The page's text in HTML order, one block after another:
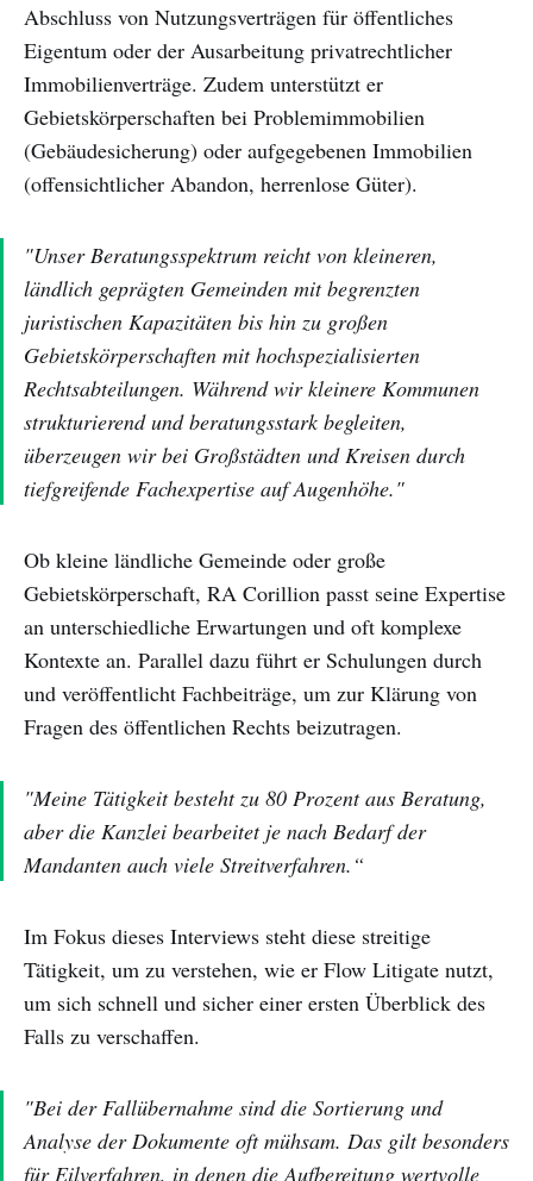
Abschluss von Nutzungsverträgen für öffentliches
Eigentum oder der Ausarbeitung privatrechtlicher
Immobilienverträge. Zudem unterstützt er
Gebietskörperschaften bei Problemimmobilien
(Gebäudesicherung) oder aufgegebenen Immobilien
(offensichtlicher Abandon, herrenlose Güter).
"Unser Beratungsspektrum reicht von kleineren,
ländlich geprägten Gemeinden mit begrenzten
juristischen Kapazitäten bis hin zu großen
Gebietskörperschaften mit hochspezialisierten
Rechtsabteilungen. Während wir kleinere Kommunen
strukturierend und beratungsstark begleiten,
überzeugen wir bei Großstädten und Kreisen durch
tiefgreifende Fachexpertise auf Augenhöhe."
Ob kleine ländliche Gemeinde oder große
Gebietskörperschaft, RA Corillion passt seine Expertise
an unterschiedliche Erwartungen und oft komplexe
Kontexte an. Parallel dazu führt er Schulungen durch
und veröffentlicht Fachbeiträge, um zur Klärung von
Fragen des öffentlichen Rechts beizutragen.
"Meine Tätigkeit besteht zu 80 Prozent aus Beratung,
aber die Kanzlei bearbeitet je nach Bedarf der
Mandanten auch viele Streitverfahren.“
Im Fokus dieses Interviews steht diese streitige
Tätigkeit, um zu verstehen, wie er Flow Litigate nutzt,
um sich schnell und sicher einer ersten Überblick des
Falls zu verschaffen.
"Bei der Fallübernahme sind die Sortierung und
Analyse der Dokumente oft mühsam. Das gilt besonders
für Eilverfahren, in denen die Aufbereitung wertvolle